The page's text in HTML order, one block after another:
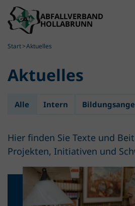
Skip to main content
Start Aktuelles
Aktuelles
Alle Intern
Hier finden Sie Texte und
Projekten, Initiativen und